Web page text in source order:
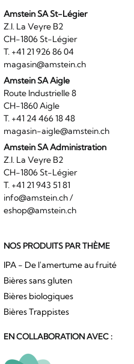
Amstein SA St-Légier
Z.I. La Veyre B2
CH-1806 St-Légier
T. +41 21 926 86 04
magasin@amstein.ch
Amstein SA Aigle
Route Industrielle 8
CH-1860 Aigle
T. +41 24 466 18 48
magasin-aigle@amstein.ch
Amstein SA Administration
Z.I. La Veyre B2
CH-1806 St-Légier
T. +41 21 943 51 81
info@amstein.ch/
eshop@amstein.ch
NOS PRODUITS PAR THÈME
IPA - De l'amertume au fruité
Bières sans gluten
Bières biologiques
Bières Trappistes
EN COLLABORATION AVEC :